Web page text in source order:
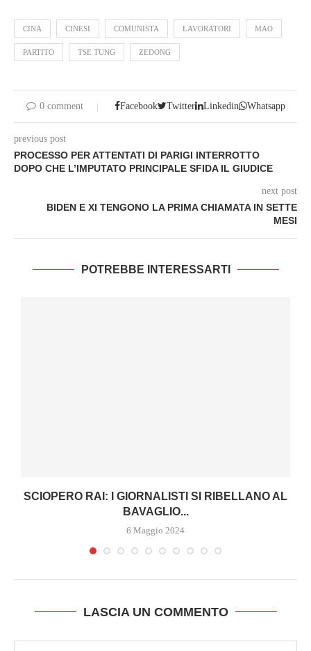
CINA CINESI COMUNISTA LAVORATORI MAO
PARTITO TSE TUNG ZEDONG
0 comment Facebook Twitter Linkedin Whatsapp
previous post
PROCESSO PER ATTENTATI DI PARIGI INTERROTTO
DOPO CHE L’IMPUTATO PRINCIPALE SFIDA IL GIUDICE
next post
BIDEN E XI TENGONO LA PRIMA CHIAMATA IN SETTE
MESI
POTREBBE INTERESSARTI
SCIOPERO RAI: I GIORNALISTI SI RIBELLANO AL
BAVAGLIO...
6 Maggio 2024
LASCIA UN COMMENTO